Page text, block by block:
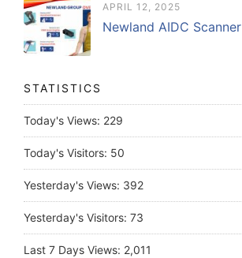
APRIL 12, 2025
Newland AIDC Scanner
STATISTICS
Today's Views: 229
Today's Visitors: 50
Yesterday's Views: 392
Yesterday's Visitors: 73
Last 7 Days Views: 2,011